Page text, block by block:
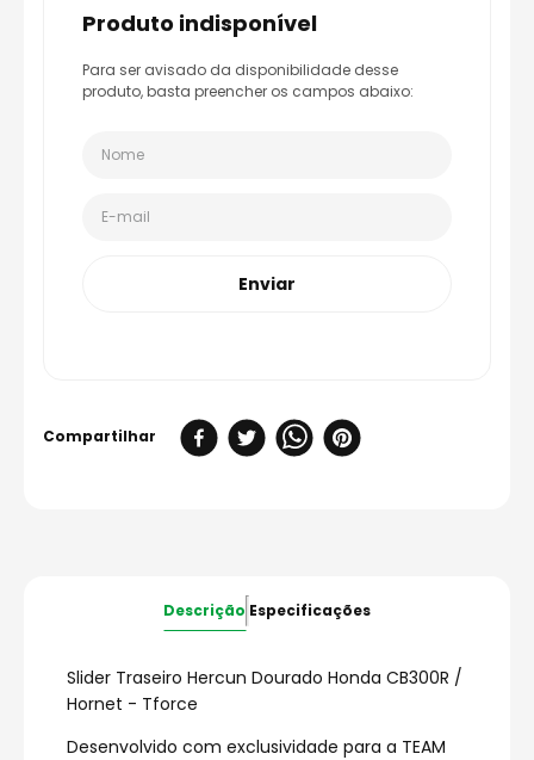
produto indisponível
Para ser avisado da disponibilidade desse
produto, basta preencher os campos abaixo:
Enviar
Descrição Especificações
Slider Traseiro Hercun Dourado Honda CB300R /
Hornet - Tforce
Desenvolvido com exclusividade para a TEAM